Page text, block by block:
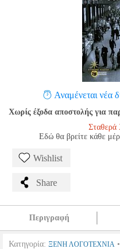
Αναμένεται νέα
Χωρίς έξοδα αποστολής για
Σταθερά
Εδώ θα βρείτε κάθε
Wishlist
Share
Περιγραφή
Κατηγορία: ΞΕΝΗ ΛΟΓΟΤΕΧΝΙΑ •